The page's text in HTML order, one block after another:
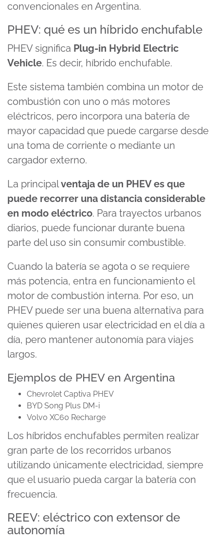
convencionales en Argentina.
PHEV: qué es un híbrido enchufable
PHEV significa Plug-in Hybrid Electric
Vehicle. Es decir, híbrido enchufable.
Este sistema también combina un motor de
combustión con uno o más motores
eléctricos, pero incorpora una batería de
mayor capacidad que puede cargarse desde
una toma de corriente o mediante un
cargador externo.
La principalventaja de un PHEV es que
puede recorrer una distancia considerable
en modo eléctrico. Para trayectos urbanos
diarios, puede funcionar durante buena
parte del uso sin consumir combustible.
Cuando la batería se agota o se requiere
más potencia, entra en funcionamiento el
motor de combustión interna. Por eso, un
PHEV puede ser una buena alternativa para
quienes quieren usar electricidad en el día a
día, pero mantener autonomía para viajes
largos.
Ejemplos de PHEV en Argentina
Chevrolet Captiva PHEV
BYD Song Plus DM-i
Volvo XC60 Recharge
Los híbridos enchufables permiten realizar
gran parte de los recorridos urbanos
utilizando únicamente electricidad, siempre
que el usuario pueda cargar la batería con
frecuencia.
REEV: eléctrico con extensor de
autonomía